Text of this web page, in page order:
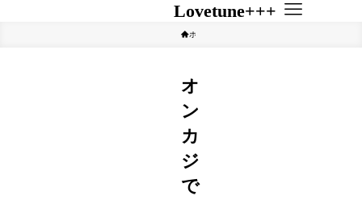
Lovetune+++
ホーム
オ
ン
カ
ジ
で